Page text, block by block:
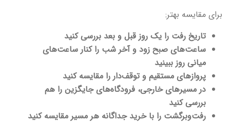
برای مقایسه بهتر:
تاریخ رفت را یک روز قبل و بعد بررسی کنید
ساعت‌های صبح زود و آخر شب را کنار ساعت‌های
میانی روز ببینید
پروازهای مستقیم و توقف‌دار را مقایسه کنید
در مسیرهای خارجی، فرودگاه‌های جایگزین را هم
بررسی کنید
رفت‌وبرگشت را با خرید جداگانه هر مسیر مقایسه کنید